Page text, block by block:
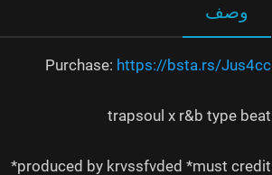
وصف
Purchase: https://bsta.rs/Jus4cc
trapsoul x r&b type beat
produced by krvssfvded *must credit*